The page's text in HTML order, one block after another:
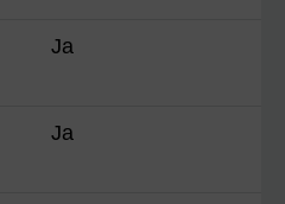
Ja
Ja